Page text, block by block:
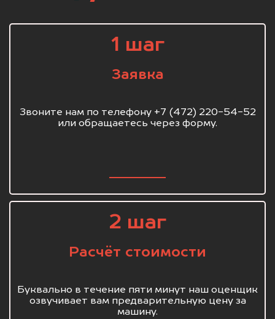
1 шаг
Заявка
Звоните нам по телефону +7 (472) 220-54-52
или обращаетесь через форму.
2 шаг
Расчёт стоимости
Буквально в течение пяти минут наш оценщик
озвучивает вам предварительную цену за
машину.